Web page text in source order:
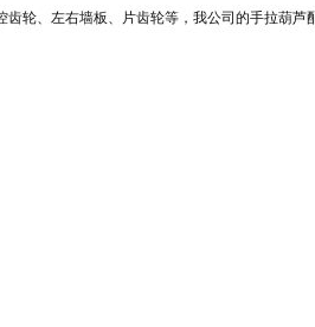
轮、左右墙板、片齿轮等，我公司的手拉葫芦